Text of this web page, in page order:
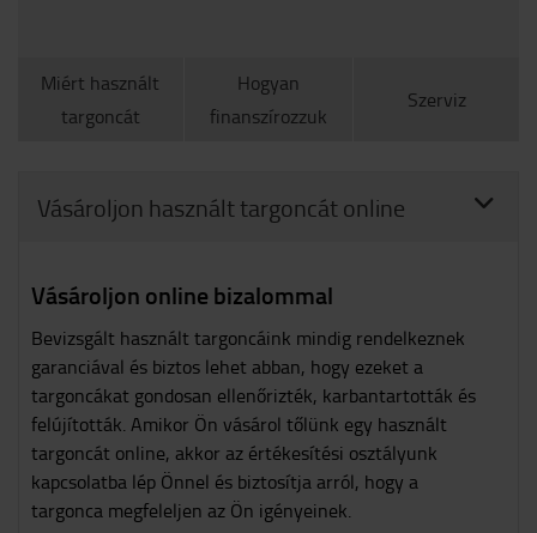
Miért használt
targoncát
Hogyan
finanszírozzuk
Szerviz
Vásároljon használt targoncát online
Vásároljon online bizalommal
Bevizsgált használt targoncáink mindig rendelkeznek
garanciával és biztos lehet abban, hogy ezeket a
targoncákat gondosan ellenőrizték, karbantartották és
felújították. Amikor Ön vásárol tőlünk egy használt
targoncát online, akkor az értékesítési osztályunk
kapcsolatba lép Önnel és biztosítja arról, hogy a
targonca megfeleljen az Ön igényeinek.